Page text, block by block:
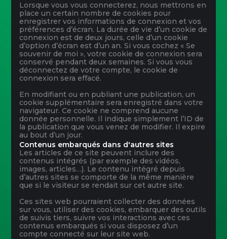
Lorsque vous vous connecterez, nous mettrons en
place un certain nombre de cookies pour
enregistrer vos informations de connexion et vos
préférences d’écran. La durée de vie d’un cookie de
connexion est de deux jours, celle d’un cookie
d’option d’écran est d’un an. Si vous cochez « Se
souvenir de moi », votre cookie de connexion sera
conservé pendant deux semaines. Si vous vous
déconnectez de votre compte, le cookie de
connexion sera effacé.
En modifiant ou en publiant une publication, un
cookie supplémentaire sera enregistré dans votre
navigateur. Ce cookie ne comprend aucune
donnée personnelle. Il indique simplement l’ID de
la publication que vous venez de modifier. Il expire
au bout d’un jour.
Contenus embarqués dans d'autres sites
Les articles de ce site peuvent inclure des
contenus intégrés (par exemple des vidéos,
images, articles…). Le contenu intégré depuis
d’autres sites se comporte de la même manière
que si le visiteur se rendait sur cet autre site.
Ces sites web pourraient collecter des données
sur vous, utiliser des cookies, embarquer des outils
de suivis tiers, suivre vos interactions avec ces
contenus embarqués si vous disposez d’un
compte connecté sur leur site web.